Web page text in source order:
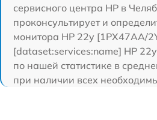
сервисного центра HP в
проконсультирует и
монитора HP 22y [1PX47AA/
[dataset:services:name] HP
по нашей статистике в
при наличии всех